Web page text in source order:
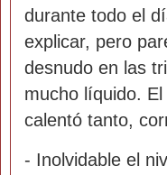
durante todo el
explicar, pero
desnudo en las
mucho líquido.
calentó tanto,
- Inolvidable el